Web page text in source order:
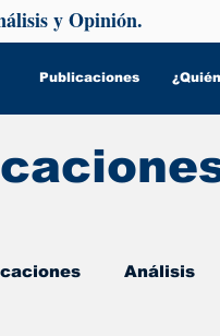
Publicaciones
y Opinión.
Análisis